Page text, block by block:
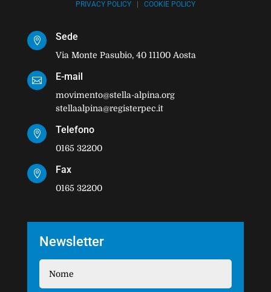
PRIVACY POLICY| COOKIE POLICY
 Sede
Via Monte Pasubio, 40 11100 Aosta
 E-mail
movimento@stella-alpina.org
stellaalpina@registerpec.it
 Telefono
0165 32200
 Fax
0165 32200
Newsletter